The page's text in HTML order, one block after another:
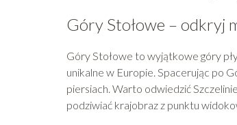
Góry Stołowe – odkryj
Góry Stołowe to wyjątkowe góry
unikalne w Europie. Spacerując po
piersiach. Warto odwiedzić
podziwiać krajobraz z punktu